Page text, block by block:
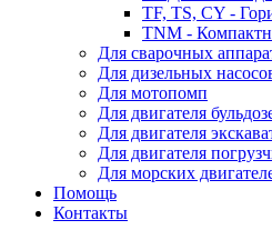
TF, TS, CY -
TNM -
Для сварочных
Для дизельных
Для мотопомп
Для двигателя
Для двигателя
Для двигателя
Для морских
Помощь
Контакты